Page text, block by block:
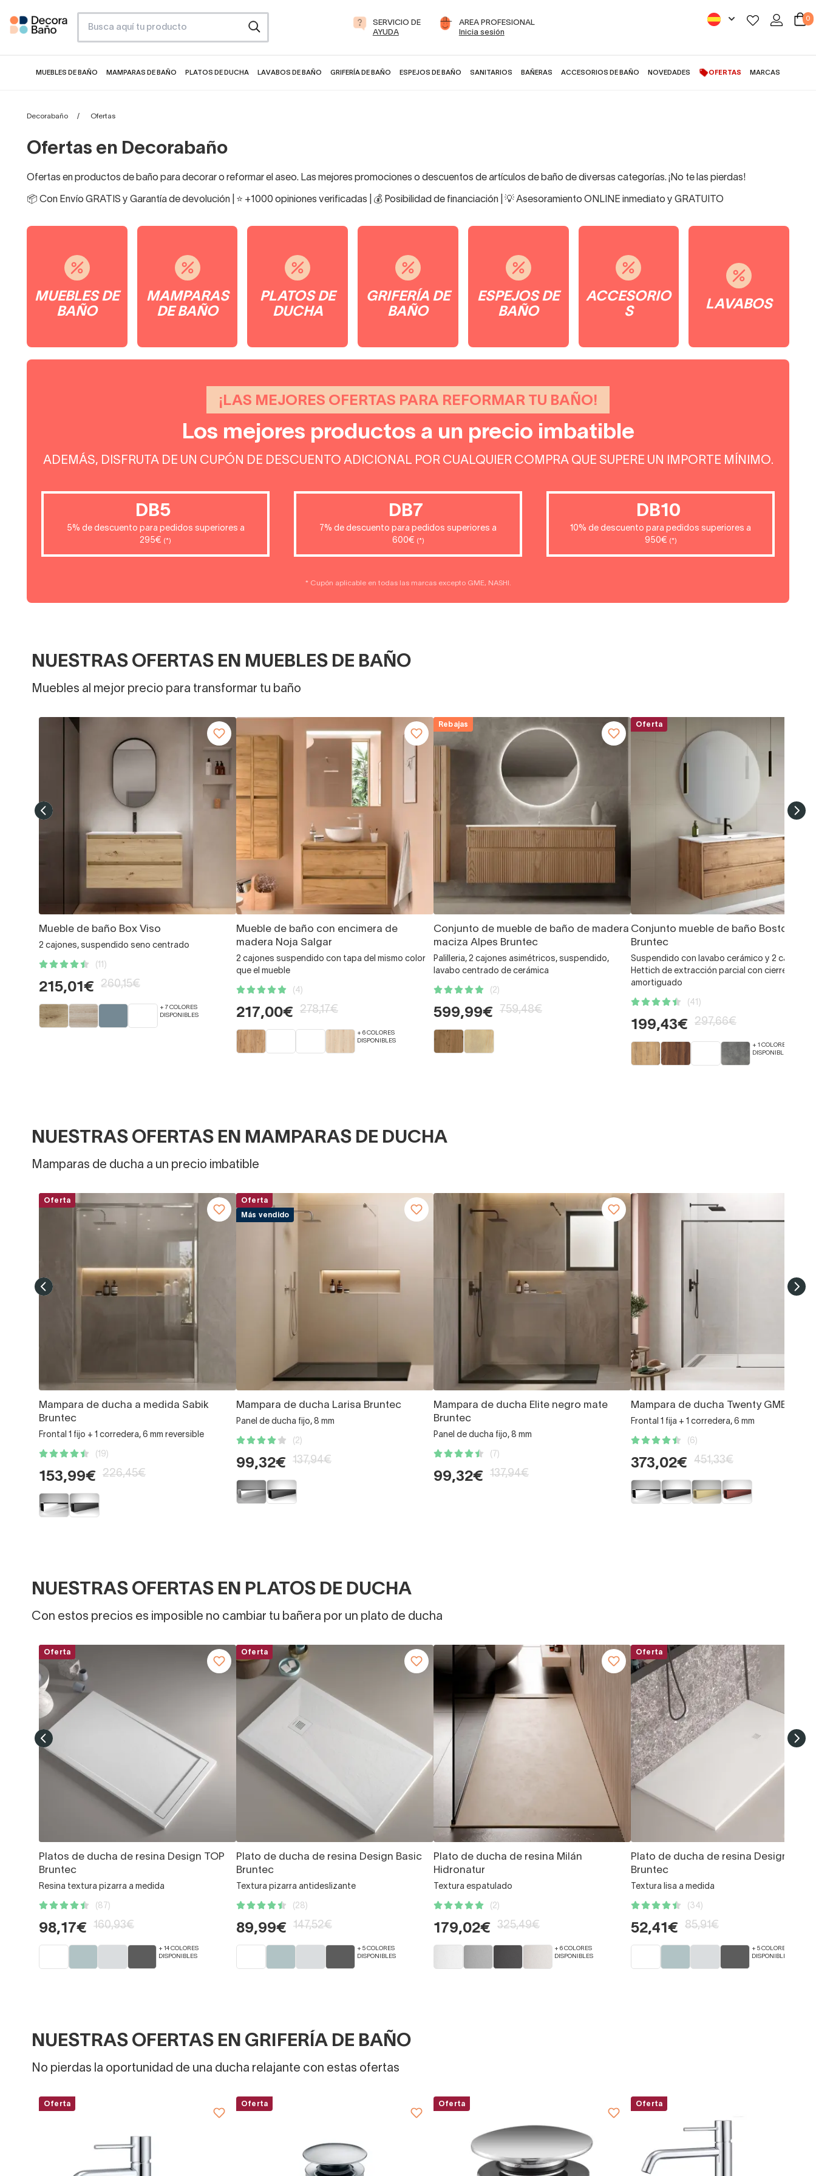
SERVICIO DE
AYUDA
AREA PROFESIONAL
Inicia sesión
0
MUEBLES DE BAÑO MAMPARAS DE BAÑO PLATOS DE DUCHA LAVABOS DE BAÑO GRIFERÍA DE BAÑO ESPEJOS DE BAÑO SANITARIOS BAÑERAS ACCESORIOS DE BAÑO NOVEDADES OFERTAS MARCAS
Decorabaño Ofertas
Ofertas en Decorabaño
Ofertas en productos de baño para decorar o reformar el aseo. Las mejores promociones o descuentos de artículos de baño de diversas categorías. ¡No te las pierdas!
📦 Con Envío GRATIS y Garantía de devolución | ⭐ +1000 opiniones verificadas | 💰 Posibilidad de financiación | 💡 Asesoramiento ONLINE inmediato y GRATUITO
MUEBLES DE
BAÑO
MAMPARAS
DE BAÑO
PLATOS DE
DUCHA
GRIFERÍA DE
BAÑO
ESPEJOS DE
BAÑO
ACCESORIO
S
LAVABOS
¡LAS MEJORES OFERTAS PARA REFORMAR TU BAÑO!
Los mejores productos a un precio imbatible
ADEMÁS, DISFRUTA DE UN CUPÓN DE DESCUENTO ADICIONAL POR CUALQUIER COMPRA QUE SUPERE UN IMPORTE MÍNIMO.
DB5
5% de descuento para pedidos superiores a
295€ (*)
DB7
7% de descuento para pedidos superiores a
600€ (*)
DB10
10% de descuento para pedidos superiores a
950€ (*)
* Cupón aplicable en todas las marcas excepto GME, NASHI.
NUESTRAS OFERTAS EN MUEBLES DE BAÑO
Muebles al mejor precio para transformar tu baño
Mueble de baño Box Viso
2 cajones, suspendido seno centrado
(11)
215,01€ 260,15€
+ 7 COLORES
DISPONIBLES
Mueble de baño con encimera de
madera Noja Salgar
2 cajones suspendido con tapa del mismo color
que el mueble
(4)
217,00€ 278,17€
+ 6 COLORES
DISPONIBLES
Rebajas
Conjunto de mueble de baño de madera
maciza Alpes Bruntec
Palilleria, 2 cajones asimétricos, suspendido,
lavabo centrado de cerámica
(2)
599,99€ 759,48€
Oferta
Conjunto mueble de baño Boston
Bruntec
Suspendido con lavabo cerámico y 2 cajones
Hettich de extracción parcial con cierre
amortiguado
(41)
199,43€ 297,66€
+ 1 COLORES
DISPONIBLES
NUESTRAS OFERTAS EN MAMPARAS DE DUCHA
Mamparas de ducha a un precio imbatible
Oferta
Mampara de ducha a medida Sabik
Bruntec
Frontal 1 fijo + 1 corredera, 6 mm reversible
(19)
153,99€ 226,45€
Oferta
Más vendido
Mampara de ducha Larisa Bruntec
Panel de ducha fijo, 8 mm
(2)
99,32€ 137,94€
Mampara de ducha Elite negro mate
Bruntec
Panel de ducha fijo, 8 mm
(7)
99,32€ 137,94€
Mampara de ducha Twenty GME
Frontal 1 fija + 1 corredera, 6 mm
(6)
373,02€ 451,33€
NUESTRAS OFERTAS EN PLATOS DE DUCHA
Con estos precios es imposible no cambiar tu bañera por un plato de ducha
Oferta
Platos de ducha de resina Design TOP
Bruntec
Resina textura pizarra a medida
(87)
98,17€ 160,93€
+ 14 COLORES
DISPONIBLES
Oferta
Plato de ducha de resina Design Basic
Bruntec
Textura pizarra antideslizante
(28)
89,99€ 147,52€
+ 5 COLORES
DISPONIBLES
Plato de ducha de resina Milán
Hidronatur
Textura espatulado
(2)
179,02€ 325,49€
+ 6 COLORES
DISPONIBLES
Oferta
Plato de ducha de resina Design Basic
Bruntec
Textura lisa a medida
(34)
52,41€ 85,91€
+ 5 COLORES
DISPONIBLES
NUESTRAS OFERTAS EN GRIFERÍA DE BAÑO
No pierdas la oportunidad de una ducha relajante con estas ofertas
Oferta Oferta Oferta Oferta